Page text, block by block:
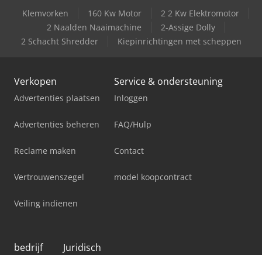
Klemvorken 160 Kw Motor
2 2 Kw Elektromotor
2 Naalden Naaimachine
2-Assige Dolly
2 Schacht Shredder
Kiepinrichtingen met scheppen
Verkopen
Advertenties plaatsen
Advertenties beheren
Reclame maken
Vertrouwenszegel
Veiling indienen
Service & ondersteuning
Inloggen
FAQ/Hulp
Contact
model koopcontract
bedrijf Juridisch